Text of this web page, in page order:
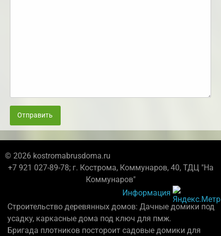
Отправить
© 2026 kostromabrusdoma.ru
+7 921 027-89-78; г. Кострома, Коммунаров, 40, ТДЦ "На
Коммунаров"
Информация
Строительство деревянных домов: Дачные домики под
усадку, каркасные дома под ключ для пмж.
Бригада плотников постороит садовые домики для